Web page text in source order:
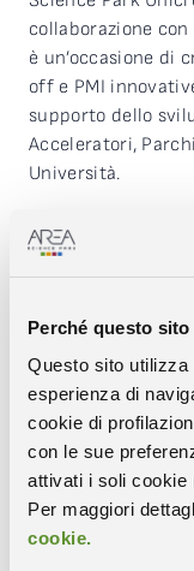
Perché questo
Questo sito utilizza
esperienza di
cookie di
con le sue
attivati i soli cookie
Per maggiori
cookie.
collaborazione
è un’occasione di
off e PMI
supporto dello
Acceleratori,
Università.
l’Academy,
un
20 e il 21 luglio –
realizzare al
dell’idea
modo efficace il
A tenere i corsi,
Maltagliati –
– Video & Digital
La due giorni ha